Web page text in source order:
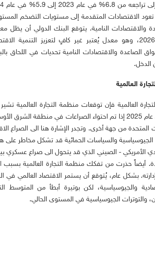
الاقتصادات المتقدمة إلى مستويات التضخم
عامي 2025 و2026، وهو معدل يُعتبر غير كافٍ لتعزيز
الصاعدة والاقتصادات النامية تحديات في اللحاق
الدخل.
العالمية
العالمية فإن توقعات منظمة التجارة العالمية تشير
بنسبة 3% في عام 2025 إذا تم احتواء الصراعات في منطقة
المتحدة من جهة أخرى. وتجدر الإشارة هنا الى الصراع
الجيوسياسية والسياسات الحمائية قد تشكل مخاطر
الأمريكي - الصيني الذي قد يتحول الى صراع عسكري
أيضاً حذرت من تفكك منظمة التجارة العالمية
بشكل عام، يُتوقع أن يستمر الاقتصاد العالمي في
والجيوسياسية، لكن بوتيرة أبطأ من المتوسط
والتوترات الجيوسياسية في المستوى الحالي.